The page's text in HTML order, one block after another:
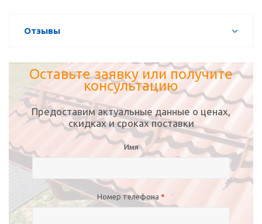
Отзывы
Оставьте заявку или получите
консультацию
Предоставим актуальные данные о ценах,
скидках и сроках поставки
Имя
Номер телефона *